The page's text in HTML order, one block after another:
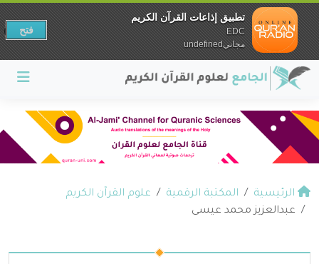
الرئيسية المكتبة الرقمية
علوم القرآن الكريم
عبدالعزيز محمد عيسى
تطبيق إذاعات القرآن الكريم
EDC
مجانيundefined
فتح